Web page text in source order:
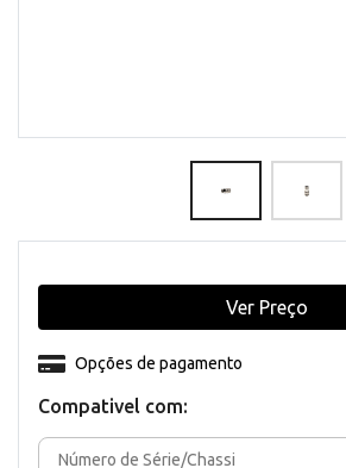
Compativel com:
Opções de pagamento
Ver Preço